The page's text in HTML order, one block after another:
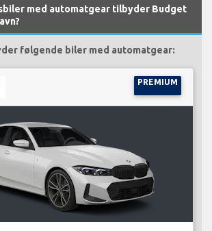
med automatgear tilbyder Budget
følgende biler med automatgear:
PREMIUM